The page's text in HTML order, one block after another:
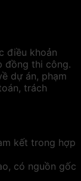
điều khoản
đồng thi công.
dự án, phạm
trách
kết trong hợp
có nguồn gốc